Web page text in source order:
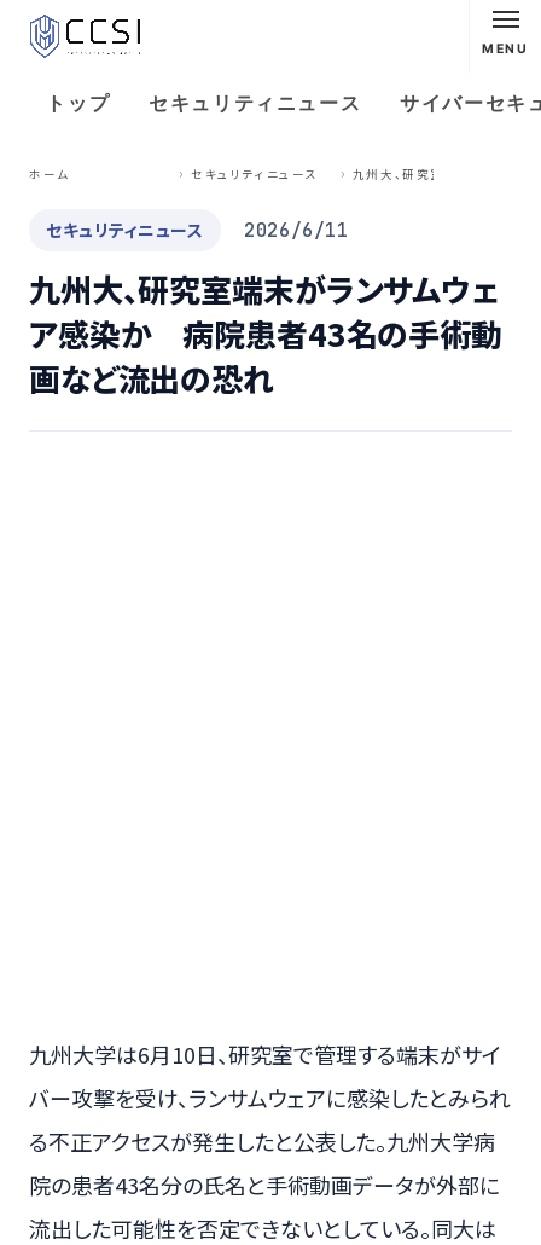
MENU
トップ セキュリティニュース サイバーセキ
ホーム セキュリティニュース
セキュリティニュース 2026/6/11
九州大、研究室端末がランサムウェ
ア感染か 病院患者43名の手術動
画など流出の恐れ
九州大学は6月10日、研究室で管理する端末がサイ
バー攻撃を受け、ランサムウェアに感染したとみられ
る不正アクセスが発生したと公表した。九州大学病
院の患者43名分の氏名と手術動画データが外部に
流出した可能性を否定できないとしている。同大は